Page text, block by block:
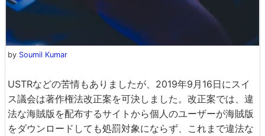
by Soumil Kumar
USTRなどの苦情もありましたが、2019年9月16日にスイ
ス議会は著作権法改正案を可決しました。改正案では、違
法な海賊版を配布するサイトから個人のユーザーが海賊版
をダウンロードしても処罰対象にならず、これまで違法な